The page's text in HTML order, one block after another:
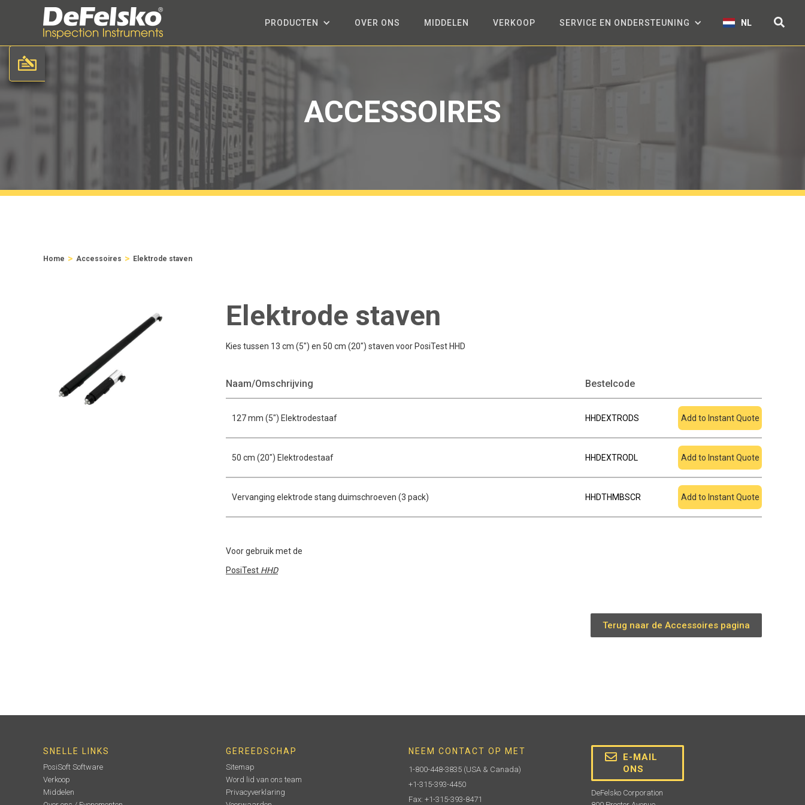
PRODUCTEN OVER ONS MIDDELEN VERKOOP SERVICE EN ONDERSTEUNING NL
ACCESSOIRES
Home > Accessoires > Elektrode staven
Elektrode staven
Kies tussen 13 cm (5") en 50 cm (20") staven voor PosiTest HHD
Naam/Omschrijving Bestelcode
127 mm (5") Elektrodestaaf HHDEXTRODS Add to Instant Quote
50 cm (20") Elektrodestaaf HHDEXTRODL Add to Instant Quote
Vervanging elektrode stang duimschroeven (3 pack) HHDTHMBSCR Add to Instant Quote
Voor gebruik met de
PosiTest HHD
Terug naar de Accessoires pagina
SNELLE LINKS
PosiSoft Software
Verkoop
Middelen
GEREEDSCHAP
Sitemap
Word lid van ons team
Privacyverklaring
NEEM CONTACT OP MET
1-800-448-3835 (USA & Canada)
+1-315-393-4450
Fax: +1-315-393-8471
E-MAIL
ONS
DeFelsko Corporation